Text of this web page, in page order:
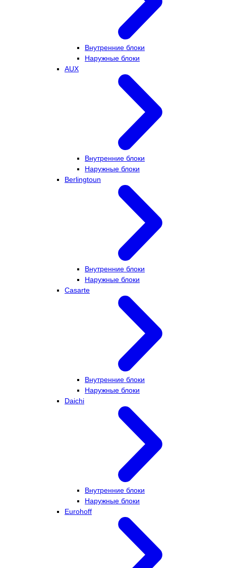
Внутренние блоки
Наружные блоки
AUX
Внутренние блоки
Наружные блоки
Berlingtoun
Внутренние блоки
Наружные блоки
Casarte
Внутренние блоки
Наружные блоки
Daichi
Внутренние блоки
Наружные блоки
Eurohoff